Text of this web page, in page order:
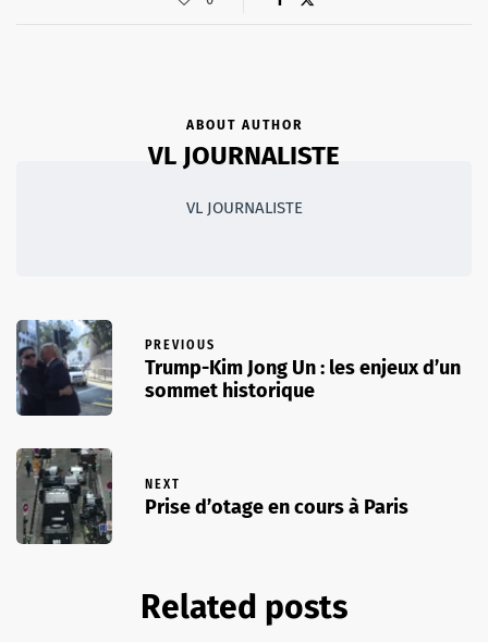
ABOUT AUTHOR
VL JOURNALISTE
VL JOURNALISTE
PREVIOUS
Trump-Kim Jong Un : les enjeux d’un
sommet historique
NEXT
Prise d’otage en cours à Paris
Related posts